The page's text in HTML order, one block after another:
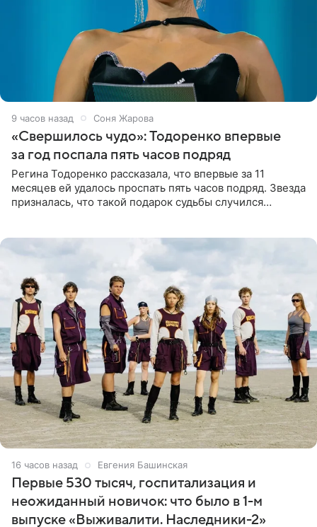
9 часов назад Соня Жарова
«Свершилось чудо»: Тодоренко впервые
за год поспала пять часов подряд
Регина Тодоренко рассказала, что впервые за 11
месяцев ей удалось проспать пять часов подряд. Звезда
призналась, что такой подарок судьбы случился
16 часов назад Евгения Башинская
Первые 530 тысяч, госпитализация и
неожиданный новичок: что было в 1-м
выпуске «Выживалити. Наследники-2»